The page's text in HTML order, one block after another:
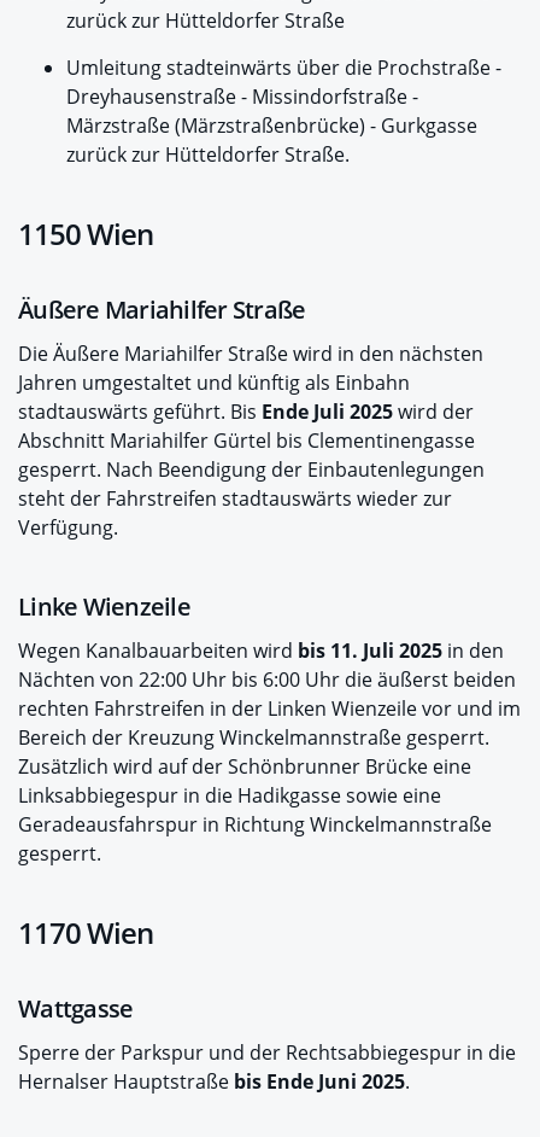
zurück zur Hütteldorfer Straße
Umleitung stadteinwärts über die Prochstraße -
Dreyhausenstraße - Missindorfstraße -
Märzstraße (Märzstraßenbrücke) - Gurkgasse
zurück zur Hütteldorfer Straße.
1150 Wien
Äußere Mariahilfer Straße
Die Äußere Mariahilfer Straße wird in den nächsten
Jahren umgestaltet und künftig als Einbahn
stadtauswärts geführt. Bis Ende Juli 2025wird der
Abschnitt Mariahilfer Gürtel bis Clementinengasse
gesperrt. Nach Beendigung der Einbautenlegungen
steht der Fahrstreifen stadtauswärts wieder zur
Verfügung.
Linke Wienzeile
Wegen Kanalbauarbeiten wird bis 11. Juli 2025 in den
Nächten von 22:00 Uhr bis 6:00 Uhr die äußerst beiden
rechten Fahrstreifen in der Linken Wienzeile vor und im
Bereich der Kreuzung Winckelmannstraße gesperrt.
Zusätzlich wird auf der Schönbrunner Brücke eine
Linksabbiegespur in die Hadikgasse sowie eine
Geradeausfahrspur in Richtung Winckelmannstraße
gesperrt.
1170 Wien
Wattgasse
Sperre der Parkspur und der Rechtsabbiegespur in die
Hernalser Hauptstraße bis Ende Juni 2025.